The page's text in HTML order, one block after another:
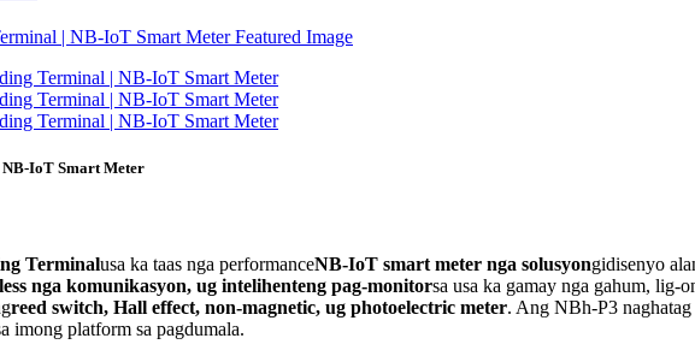
IoT Smart Meter
Terminalusa ka taas nga performanceNB-IoT smart meter nga solusyongidisenyo
nga komunikasyon, ug intelihenteng pag-monitorsa usa ka gamay nga gahum, lig-
reed switch, Hall effect, non-magnetic, ug photoelectric meter. Ang NBh-P3
imong platform sa pagdumala.